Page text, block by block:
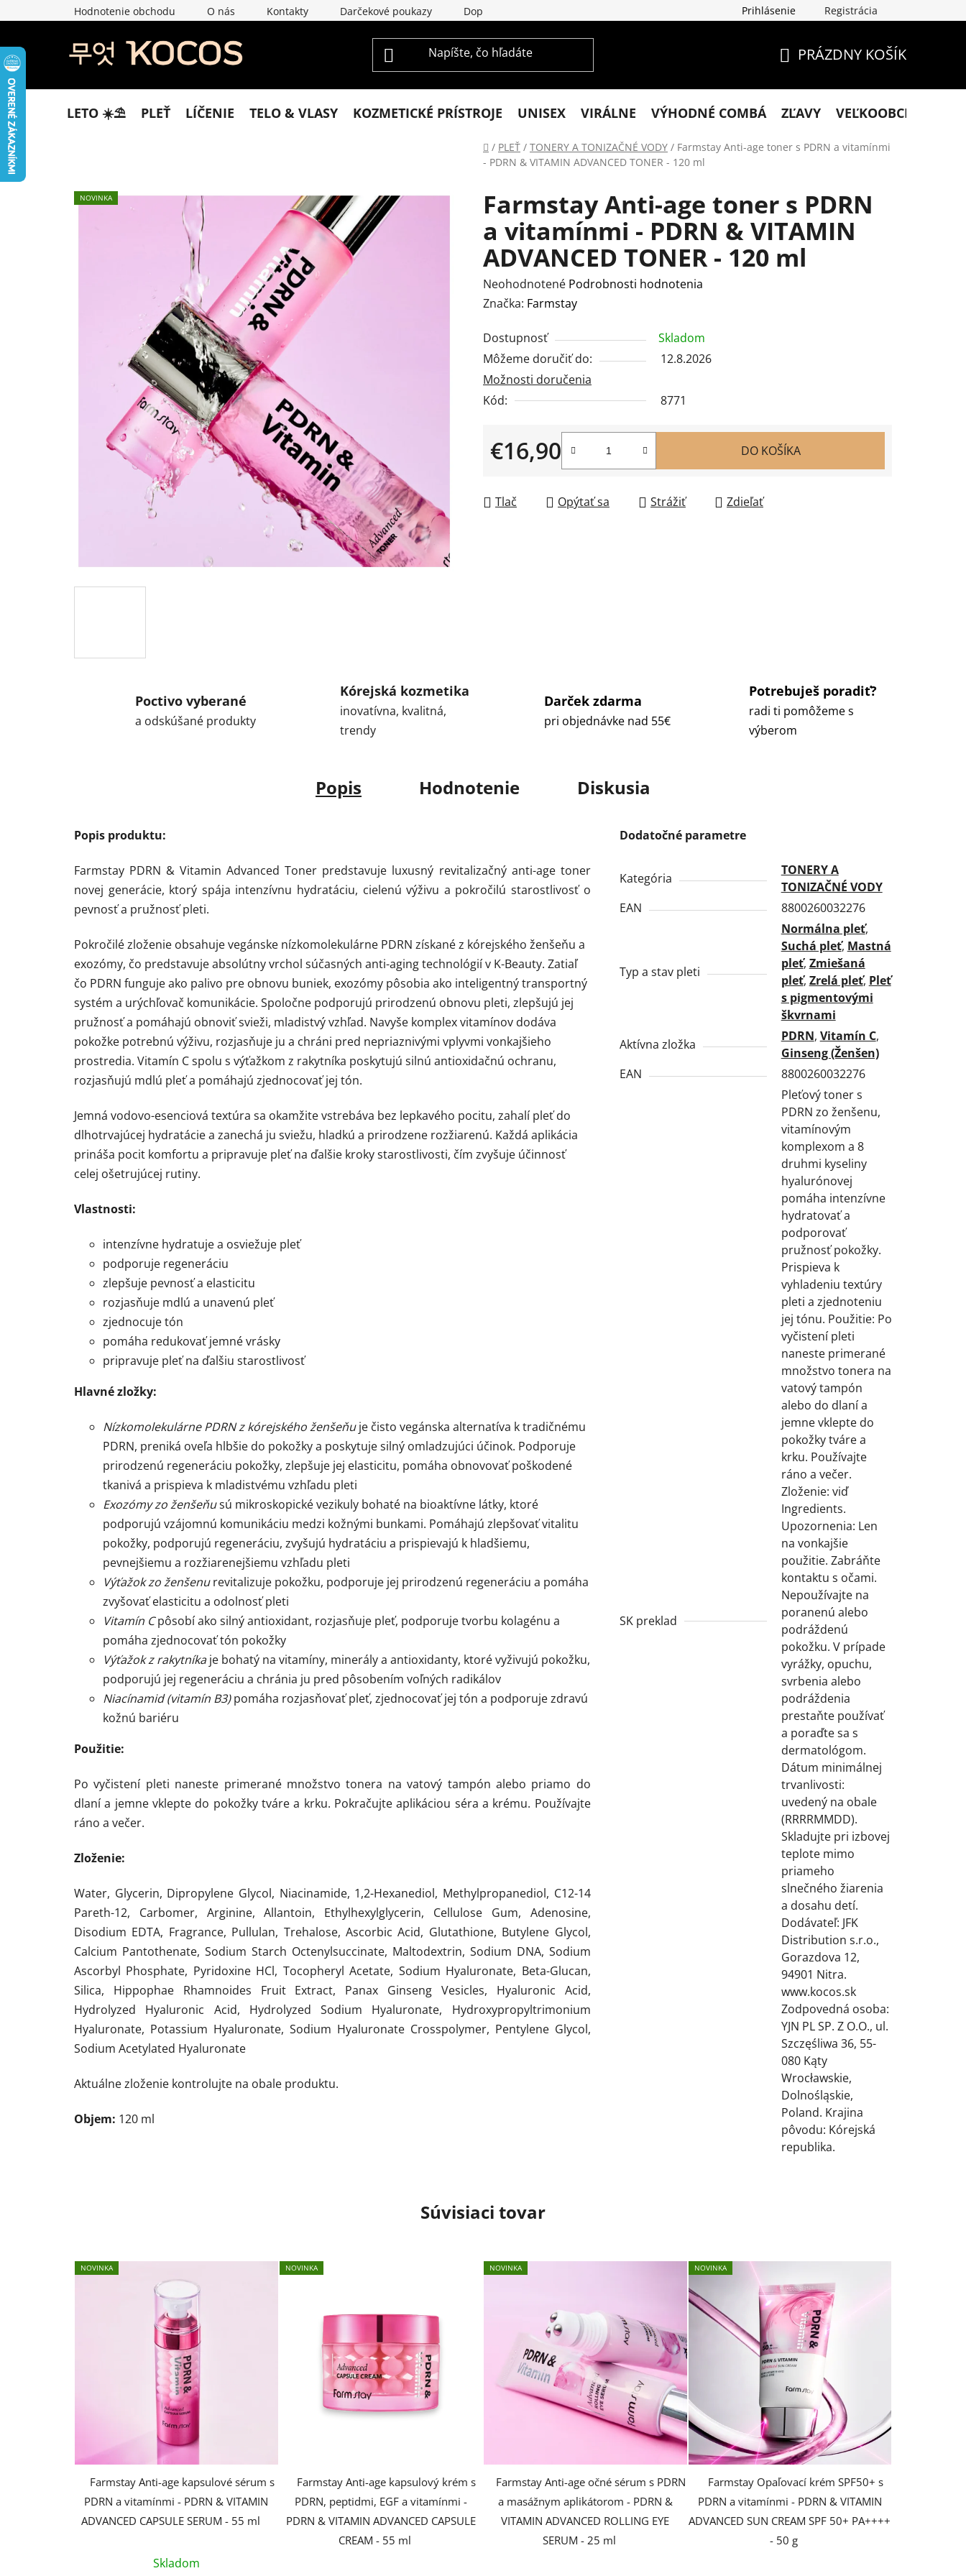
na
Hodnotenie obchodu O nás Kontakty Darčekové poukazy Doprava a platba Podmienky ochrany osobných údajov
Prihlásenie Registrácia
KOŠÍK
PRÁZDNY KOŠÍK
LETO ☀️​⛱️​ PLEŤ LÍČENIE TELO & VLASY KOZMETICKÉ PRÍSTROJE UNISEX VIRÁLNE VÝHODNÉ COMBÁ ZĽAVY VEĽKOOBCHOD
Domov
/ PLEŤ / TONERY A TONIZAČNÉ VODY / Farmstay Anti-age toner s PDRN a vitamínmi
- PDRN & VITAMIN ADVANCED TONER - 120 ml
Farmstay Anti-age toner s PDRN
a vitamínmi - PDRN & VITAMIN
ADVANCED TONER - 120 ml
Priemerné
hodnotenie
je
0,0
z
5
Neohodnotené Podrobnosti hodnotenia
Značka: Farmstay
Dostupnosť
Skladom
Môžeme doručiť do:
12.8.2026
Možnosti doručenia
Kód:
8771
€16,90
Jednotková cena:
DO KOŠÍKA
Tlač Opýtať sa Strážiť Zdieľať
NOVINKA
Poctivo vyberané
a odskúšané produkty
Kórejská kozmetika
inovatívna, kvalitná,
trendy
Darček zdarma
pri objednávke nad 55€
Potrebuješ poradiť?
radi ti pomôžeme s
výberom
Popis Hodnotenie Diskusia
Popis produktu:
Farmstay PDRN & Vitamin Advanced Toner predstavuje luxusný revitalizačný anti-age toner
novej generácie, ktorý spája intenzívnu hydratáciu, cielenú výživu a pokročilú starostlivosť o
pevnosť a pružnosť pleti.
Pokročilé zloženie obsahuje vegánske nízkomolekulárne PDRN získané z kórejského ženšeňu a
exozómy, čo predstavuje absolútny vrchol súčasných anti-aging technológií v K-Beauty. Zatiaľ
čo PDRN funguje ako palivo pre obnovu buniek, exozómy pôsobia ako inteligentný transportný
systém a urýchľovač komunikácie. Spoločne podporujú prirodzenú obnovu pleti, zlepšujú jej
pružnosť a pomáhajú obnoviť svieži, mladistvý vzhľad. Navyše komplex vitamínov dodáva
pokožke potrebnú výživu, rozjasňuje ju a chráni pred nepriaznivými vplyvmi vonkajšieho
prostredia. Vitamín C spolu s výťažkom z rakytníka poskytujú silnú antioxidačnú ochranu,
rozjasňujú mdlú pleť a pomáhajú zjednocovať jej tón.
Jemná vodovo-esenciová textúra sa okamžite vstrebáva bez lepkavého pocitu, zahalí pleť do
dlhotrvajúcej hydratácie a zanechá ju sviežu, hladkú a prirodzene rozžiarenú. Každá aplikácia
prináša pocit komfortu a pripravuje pleť na ďalšie kroky starostlivosti, čím zvyšuje účinnosť
celej ošetrujúcej rutiny.
Vlastnosti:
intenzívne hydratuje a osviežuje pleť
podporuje regeneráciu
zlepšuje pevnosť a elasticitu
rozjasňuje mdlú a unavenú pleť
zjednocuje tón
pomáha redukovať jemné vrásky
pripravuje pleť na ďalšiu starostlivosť
Hlavné zložky:
Nízkomolekulárne PDRN z kórejského ženšeňuje čisto vegánska alternatíva k tradičnému
PDRN, preniká oveľa hlbšie do pokožky a poskytuje silný omladzujúci účinok. Podporuje
prirodzenú regeneráciu pokožky, zlepšuje jej elasticitu, pomáha obnovovať poškodené
tkanivá a prispieva k mladistvému vzhľadu pleti
Exozómy zo ženšeňusú mikroskopické vezikuly bohaté na bioaktívne látky, ktoré
podporujú vzájomnú komunikáciu medzi kožnými bunkami. Pomáhajú zlepšovať vitalitu
pokožky, podporujú regeneráciu, zvyšujú hydratáciu a prispievajú k hladšiemu,
pevnejšiemu a rozžiarenejšiemu vzhľadu pleti
Výťažok zo ženšenurevitalizuje pokožku, podporuje jej prirodzenú regeneráciu a pomáha
zvyšovať elasticitu a odolnosť pleti
Vitamín Cpôsobí ako silný antioxidant, rozjasňuje pleť, podporuje tvorbu kolagénu a
pomáha zjednocovať tón pokožky
Výťažok z rakytníkaje bohatý na vitamíny, minerály a antioxidanty, ktoré vyživujú pokožku,
podporujú jej regeneráciu a chránia ju pred pôsobením voľných radikálov
Niacínamid (vitamín B3)pomáha rozjasňovať pleť, zjednocovať jej tón a podporuje zdravú
kožnú bariéru
Použitie:
Po vyčistení pleti naneste primerané množstvo tonera na vatový tampón alebo priamo do
dlaní a jemne vklepte do pokožky tváre a krku. Pokračujte aplikáciou séra a krému. Používajte
ráno a večer.
Zloženie:
Water, Glycerin, Dipropylene Glycol, Niacinamide, 1,2-Hexanediol, Methylpropanediol, C12-14
Pareth-12, Carbomer, Arginine, Allantoin, Ethylhexylglycerin, Cellulose Gum, Adenosine,
Disodium EDTA, Fragrance, Pullulan, Trehalose, Ascorbic Acid, Glutathione, Butylene Glycol,
Calcium Pantothenate, Sodium Starch Octenylsuccinate, Maltodextrin, Sodium DNA, Sodium
Ascorbyl Phosphate, Pyridoxine HCl, Tocopheryl Acetate, Sodium Hyaluronate, Beta-Glucan,
Silica, Hippophae Rhamnoides Fruit Extract, Panax Ginseng Vesicles, Hyaluronic Acid,
Hydrolyzed Hyaluronic Acid, Hydrolyzed Sodium Hyaluronate, Hydroxypropyltrimonium
Hyaluronate, Potassium Hyaluronate, Sodium Hyaluronate Crosspolymer, Pentylene Glycol,
Sodium Acetylated Hyaluronate
Aktuálne zloženie kontrolujte na obale produktu.
Objem: 120 ml
Dodatočné parametre
Kategória
TONERY A
TONIZAČNÉ VODY
EAN
8800260032276
Typ a stav pleti
Normálna pleť,
Suchá pleť, Mastná
pleť, Zmiešaná
pleť, Zrelá pleť, Pleť
s pigmentovými
škvrnami
Aktívna zložka
PDRN, Vitamín C,
Ginseng (Ženšen)
EAN
8800260032276
SK preklad
Pleťový toner s
PDRN zo ženšenu,
vitamínovým
komplexom a 8
druhmi kyseliny
hyalurónovej
pomáha intenzívne
hydratovať a
podporovať
pružnosť pokožky.
Prispieva k
vyhladeniu textúry
pleti a zjednoteniu
jej tónu. Použitie: Po
vyčistení pleti
naneste primerané
množstvo tonera na
vatový tampón
alebo do dlaní a
jemne vklepte do
pokožky tváre a
krku. Používajte
ráno a večer.
Zloženie: viď
Ingredients.
Upozornenia: Len
na vonkajšie
použitie. Zabráňte
kontaktu s očami.
Nepoužívajte na
poranenú alebo
podráždenú
pokožku. V prípade
vyrážky, opuchu,
svrbenia alebo
podráždenia
prestaňte používať
a poraďte sa s
dermatológom.
Dátum minimálnej
trvanlivosti:
uvedený na obale
(RRRRMMDD).
Skladujte pri izbovej
teplote mimo
priameho
slnečného žiarenia
a dosahu detí.
Dodávateľ: JFK
Distribution s.r.o.,
Gorazdova 12,
94901 Nitra.
www.kocos.sk
Zodpovedná osoba:
YJN PL SP. Z O.O., ul.
Szczęśliwa 36, 55-
080 Kąty
Wrocławskie,
Dolnośląskie,
Poland. Krajina
pôvodu: Kórejská
republika.
Súvisiaci tovar
NOVINKA
Farmstay Anti-age kapsulové sérum s
PDRN a vitamínmi - PDRN & VITAMIN
ADVANCED CAPSULE SERUM - 55 ml
Skladom
NOVINKA
Farmstay Anti-age kapsulový krém s
PDRN, peptidmi, EGF a vitamínmi -
PDRN & VITAMIN ADVANCED CAPSULE
CREAM - 55 ml
NOVINKA
Farmstay Anti-age očné sérum s PDRN
a masážnym aplikátorom - PDRN &
VITAMIN ADVANCED ROLLING EYE
SERUM - 25 ml
NOVINKA
Farmstay Opaľovací krém SPF50+ s
PDRN a vitamínmi - PDRN & VITAMIN
ADVANCED SUN CREAM SPF 50+ PA++++
- 50 g